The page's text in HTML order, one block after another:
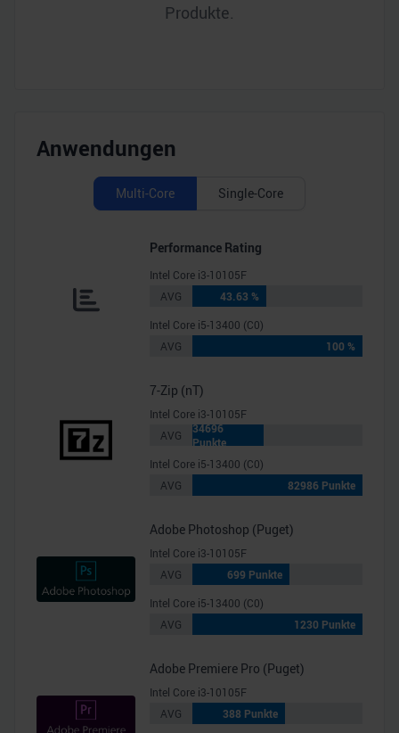
Produkte.
Anwendungen
Multi-Core Single-Core
Performance Rating
Intel Core i3-10105F
AVG
43.63 %
Intel Core i5-13400 (C0)
AVG
100 %
7-Zip (nT)
Intel Core i3-10105F
AVG
34696
Punkte
Intel Core i5-13400 (C0)
AVG
82986 Punkte
Adobe Photoshop (Puget)
Intel Core i3-10105F
AVG
699 Punkte
Intel Core i5-13400 (C0)
AVG
1230 Punkte
Adobe Premiere Pro (Puget)
Intel Core i3-10105F
AVG
388 Punkte